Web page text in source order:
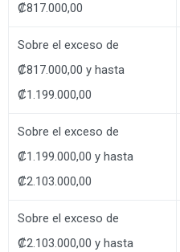
₡817.000,00
Sobre el exceso de
₡817.000,00 y hasta
₡1.199.000,00
Sobre el exceso de
₡1.199.000,00 y hasta
₡2.103.000,00
Sobre el exceso de
₡2.103.000,00 y hasta